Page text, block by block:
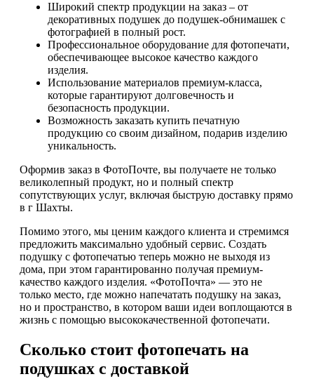
Широкий спектр продукции на заказ – от
декоративных подушек до подушек-обнимашек с
фотографией в полный рост.
Профессиональное оборудование для фотопечати,
обеспечивающее высокое качество каждого
изделия.
Использование материалов премиум-класса,
которые гарантируют долговечность и
безопасность продукции.
Возможность заказать купить печатную
продукцию со своим дизайном, подарив изделию
уникальность.
Оформив заказ в ФотоПочте, вы получаете не только
великолепный продукт, но и полный спектр
сопутствующих услуг, включая быструю доставку прямо
в г Шахты.
Помимо этого, мы ценим каждого клиента и стремимся
предложить максимально удобный сервис. Создать
подушку с фотопечатью теперь можно не выходя из
дома, при этом гарантированно получая премиум-
качество каждого изделия. «ФотоПочта» — это не
только место, где можно напечатать подушку на заказ,
но и пространство, в котором ваши идеи воплощаются в
жизнь с помощью высококачественной фотопечати.
Сколько стоит фотопечать на
подушках с доставкой